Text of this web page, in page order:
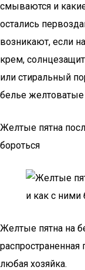
смываются и
остались
возникают, если
крем,
или стиральный
белье
Желтые пятна
бороться
Желтые пятна на
распространенная
любая хозяйка.